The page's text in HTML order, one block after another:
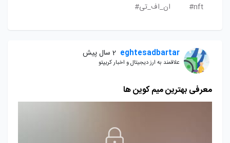
nft# ان_اف_تی#
eghtesadbartar 2 سال پیش
علاقمند به ارز دیجیتال و اخبار کریپتو
معرفی بهترین میم کوین ها